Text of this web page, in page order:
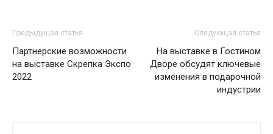
Предыдущая статья
Партнерские возможности
на выставке Скрепка Экспо
2022
Следующая статья
На выставке в Гостином
Дворе обсудят ключевые
изменения в подарочной
индустрии